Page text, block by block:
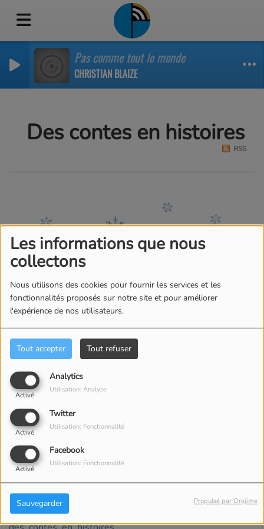
Les informations que nous
collectons
Nous utilisons des cookies pour fournir les services et les
fonctionnalités proposés sur notre site et pour améliorer
l'expérience de nos utilisateurs.
Tout accepter Tout refuser
Analytics
Activé
Utilisation: Analyse
Twitter
Activé
Utilisation: Fonctionnalité
Facebook
Activé
Utilisation: Fonctionnalité
Sauvegarder Propulsé par Orejime
Pas comme tout le monde
CHRISTIAN BLAIZE
Des contes en histoires
RSS
Des contes en histoires
Podcasts des contes que vous retrouvez chaque jour sur
le calendrier de l'avant des services culturels de la ville
de Granville.